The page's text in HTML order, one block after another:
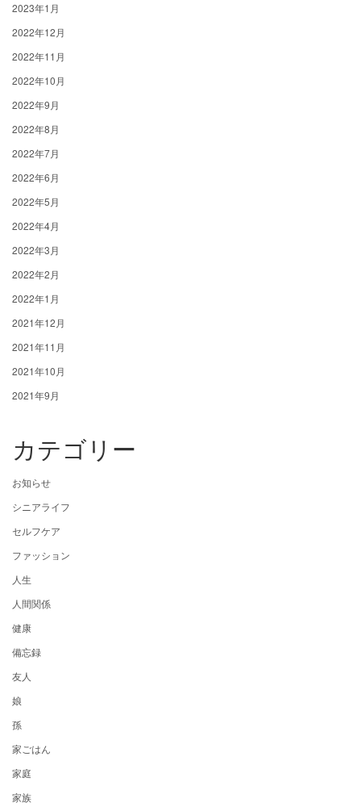
2023年1月
2022年12月
2022年11月
2022年10月
2022年9月
2022年8月
2022年7月
2022年6月
2022年5月
2022年4月
2022年3月
2022年2月
2022年1月
2021年12月
2021年11月
2021年10月
2021年9月
カテゴリー
お知らせ
シニアライフ
セルフケア
ファッション
人生
人間関係
健康
備忘録
友人
娘
孫
家ごはん
家庭
家族